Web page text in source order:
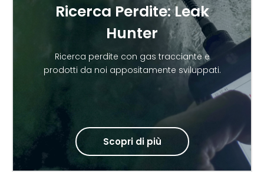
Ricerca Perdite: Leak
Hunter
Ricerca perdite con gas tracciante e
prodotti da noi appositamente sviluppati.
Scopri di più